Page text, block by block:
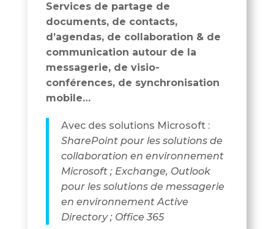
Services de partage de
documents, de contacts,
d’agendas, de collaboration & de
communication autour de la
messagerie, de visio-
conférences, de synchronisation
mobile…
Avec des solutions Microsoft :
SharePoint pour les solutions de
collaboration en environnement
Microsoft ; Exchange, Outlook
pour les solutions de messagerie
en environnement Active
Directory ; Office 365